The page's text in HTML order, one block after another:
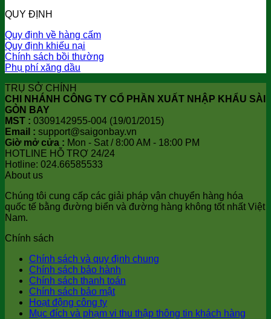
QUY ĐỊNH
Quy định về hàng cấm
Quy định khiếu nại
Chính sách bồi thường
Phụ phí xăng dầu
TRỤ SỞ CHÍNH
CHI NHÁNH CÔNG TY CỔ PHẦN XUẤT NHẬP KHẨU SÀI
GÒN BAY
MST : 0309142955-004 (19/01/2015)
Email : support@saigonbay.vn
Giờ mở cửa : Mon - Sat / 8:00 AM - 18:00 PM
HOTLINE HỖ TRỢ 24/24
Hotline: 024.66585533
About us
Chúng tôi cung cấp các giải pháp vận chuyển hàng hóa
quốc tế bằng đường biển và đường hàng không tốt nhất Việt
Nam.
Chính sách
Chính sách và quy định chung
Chính sách bảo hành
Chính sách thanh toán
Chính sách bảo mật
Hoạt động công ty
Mục đích và phạm vi thu thập thông tin khách hàng